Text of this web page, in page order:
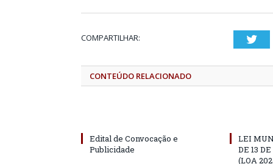
COMPARTILHAR:
CONTEÚDO RELACIONADO
Edital de Convocação e
Publicidade
LEI
DE 13
(LOA